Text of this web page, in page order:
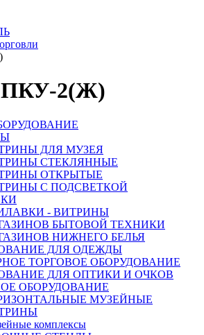
ПКУ-2(Ж)
ДЛЯ МУЗЕЯ
СТЕКЛЯННЫЕ
ОТКРЫТЫЕ
С ПОДСВЕТКОЙ
- ВИТРИНЫ
БЫТОВОЙ ТЕХНИКИ
НИЖНЕГО БЕЛЬЯ
ДЛЯ ОДЕЖДЫ
ТОРГОВОЕ ОБОРУДОВАНИЕ
ДЛЯ ОПТИКИ И ОЧКОВ
ОБОРУДОВАНИЕ
МУЗЕЙНЫЕ
комплексы